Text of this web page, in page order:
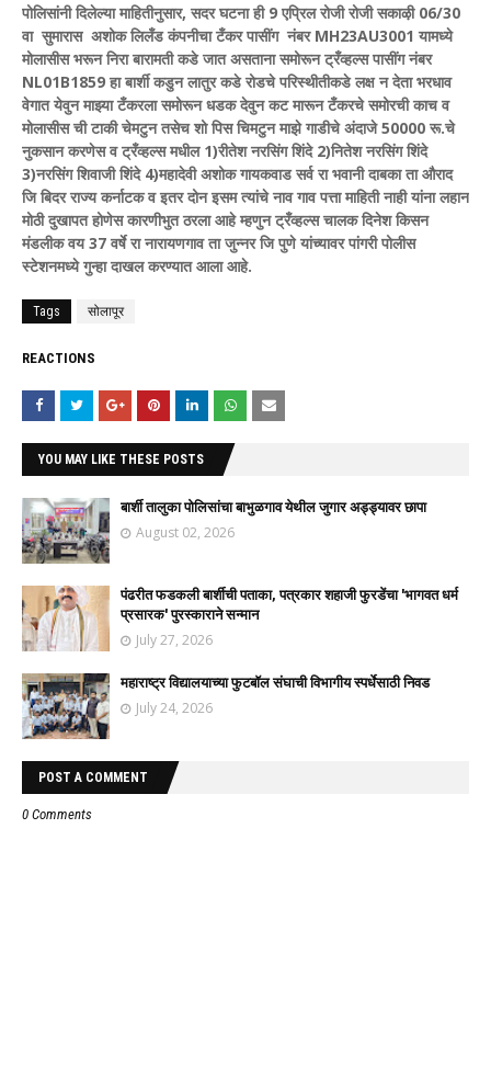
पोलिसांनी दिलेल्या माहितीनुसार, सदर घटना ही 9 एप्रिल रोजी रोजी सकाऴी 06/30
वा सुमारास अशोक लिलँड कंपनीचा टँकर पासींग नंबर MH23AU3001 यामध्ये
मोलासीस भरून निरा बारामती कडे जात असताना समोरून ट्रँव्हल्स पासींग नंबर
NL01B1859 हा बार्शी कडुन लातुर कडे रोडचे परिस्थीतीकडे लक्ष न देता भरधाव
वेगात येवुन माझ्या टँकरला समोरून धडक देवुन कट मारून टँकरचे समोरची काच व
मोलासीस ची टाकी चेमटुन तसेच शो पिस चिमटुन माझे गाडीचे अंदाजे 50000 रू.चे
नुकसान करणेस व ट्रँव्हल्स मधील 1)रीतेश नरसिंग शिंदे 2)नितेश नरसिंग शिंदे
3)नरसिंग शिवाजी शिंदे 4)महादेवी अशोक गायकवाड सर्व रा भवानी दाबका ता औराद
जि बिदर राज्य कर्नाटक व इतर दोन इसम त्यांचे नाव गाव पत्ता माहिती नाही यांना लहान
मोठी दुखापत होणेस कारणीभुत ठरला आहे म्हणुन ट्रँव्हल्स चालक दिनेश किसन
मंडलीक वय 37 वर्षे रा नारायणगाव ता जुन्नर जि पुणे यांच्यावर पांगरी पोलीस
स्टेशनमध्ये गुन्हा दाखल करण्यात आला आहे.
Tags सोलापूर
REACTIONS
YOU MAY LIKE THESE POSTS
बार्शी तालुका पोलिसांचा बाभुळगाव येथील जुगार अड्ड्यावर छापा
August 02, 2026
पंढरीत फडकली बार्शीची पताका, पत्रकार शहाजी फुरडेंचा 'भागवत धर्म
प्रसारक' पुरस्काराने सन्मान
July 27, 2026
महाराष्ट्र विद्यालयाच्या फुटबॉल संघाची विभागीय स्पर्धेसाठी निवड
July 24, 2026
POST A COMMENT
0 Comments